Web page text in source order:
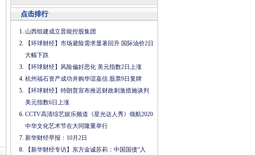
点击排行
山西组建成立晋能控股集团
【环球财经】市场避险需求显著回升 国际油价2日
大幅下跌
【环球财经】风险偏好恶化 美元指数2日上涨
杭州福石资产成功并购华谊嘉信 股票9日复牌
【环球财经】特朗普宣布推迟财政刺激措施谈判
美元指数6日上涨
CCTV高清综艺娱乐频道《星光达人秀》领航2020
中华文化艺术节在大同隆重举行
新华财经早报：10月2日
【新华财经专访】东方金诚苏莉：中国国债“入